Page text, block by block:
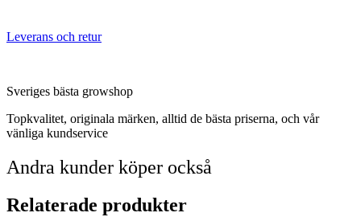
Leverans och retur
Sveriges bästa growshop
Topkvalitet, originala märken, alltid de bästa priserna, och vår
vänliga kundservice
Andra kunder köper också
Relaterade produkter